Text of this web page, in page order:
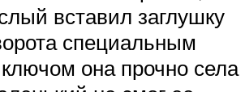
вставил заглушку
специальным
она прочно села